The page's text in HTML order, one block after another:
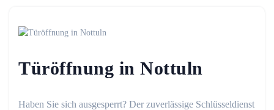
Türöffnung in Nottuln
Haben Sie sich ausgesperrt? Der zuverlässige Schlüsseldienst